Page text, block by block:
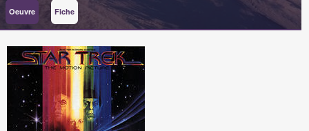
Oeuvre Fiche